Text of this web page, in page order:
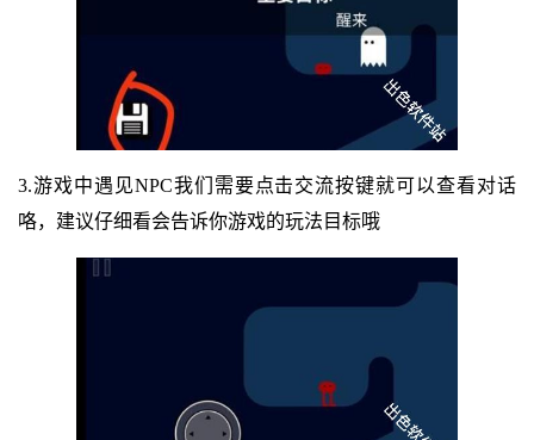
3.游戏中遇见NPC我们需要点击交流按键就可以查看对话
咯，建议仔细看会告诉你游戏的玩法目标哦